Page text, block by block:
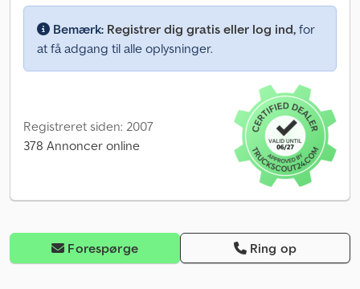
Bemærk: Registrer dig gratis eller log ind, for
at få adgang til alle oplysninger.
Registreret siden: 2007
378 Annoncer online
Forespørge Ring op